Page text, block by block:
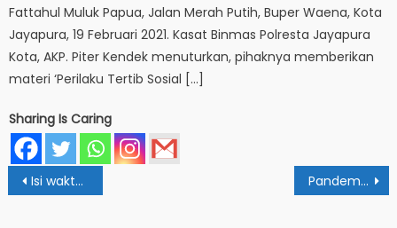
Fattahul Muluk Papua, Jalan Merah Putih, Buper Waena, Kota
Jayapura, 19 Februari 2021. Kasat Binmas Polresta Jayapura
Kota, AKP. Piter Kendek menuturkan, pihaknya memberikan
materi ‘Perilaku Tertib Sosial […]
Sharing Is Caring
Post
navigation
Isi waktu luang, Mahasiswa Asrama Putri Gelar Kajian Online Pandemi Covid, KKN Tetap Berjalan Dengan Cara Yang Beda